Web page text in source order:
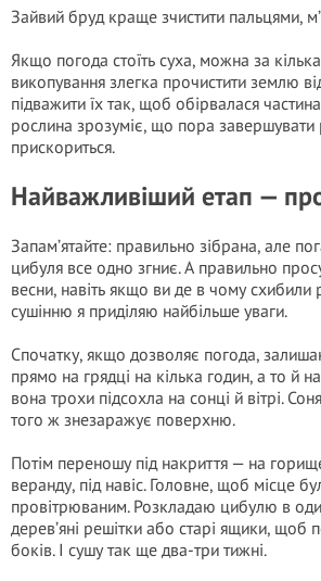
Зайвий бруд краще зчистити пальцями,
Якщо погода стоїть суха, можна за
викопування злегка прочистити землю
підважити їх так, щоб обірвалася
рослина зрозуміє, що пора завершувати
прискориться.
Найважливіший етап —
Запам’ятайте: правильно зібрана, але
цибуля все одно згниє. А правильно
весни, навіть якщо ви де в чому схибили
сушінню я приділяю найбільше уваги.
Спочатку, якщо дозволяє погода,
прямо на грядці на кілька годин, а то й
вона трохи підсохла на сонці й вітрі.
того ж знезаражує поверхню.
Потім переношу під накриття — на
веранду, під навіс. Головне, щоб місце
провітрюваним. Розкладаю цибулю в
дерев’яні решітки або старі ящики, щоб
боків. І сушу так ще два-три тижні.